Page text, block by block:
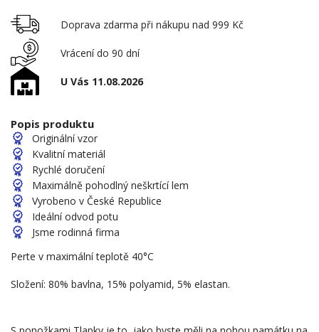
Doprava zdarma při nákupu nad 999 Kč
Vrácení do 90 dní
U Vás 11.08.2026
Popis produktu
Originální vzor
Kvalitní materiál
Rychlé doručení
Maximálně pohodlný neškrtící lem
Vyrobeno v České Republice
Ideální odvod potu
Jsme rodinná firma
Perte v maximální teplotě 40°C
Složení: 80% bavlna, 15% polyamid, 5% elastan.